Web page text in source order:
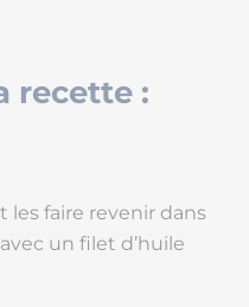
recette :
les faire revenir dans
un filet d’huile